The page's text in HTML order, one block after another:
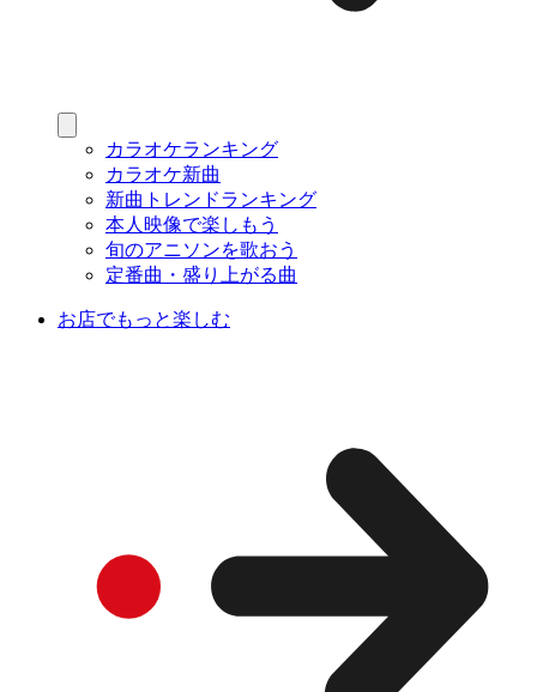
カラオケランキング
カラオケ新曲
新曲トレンドランキング
本人映像で楽しもう
旬のアニソンを歌おう
定番曲・盛り上がる曲
お店でもっと楽しむ